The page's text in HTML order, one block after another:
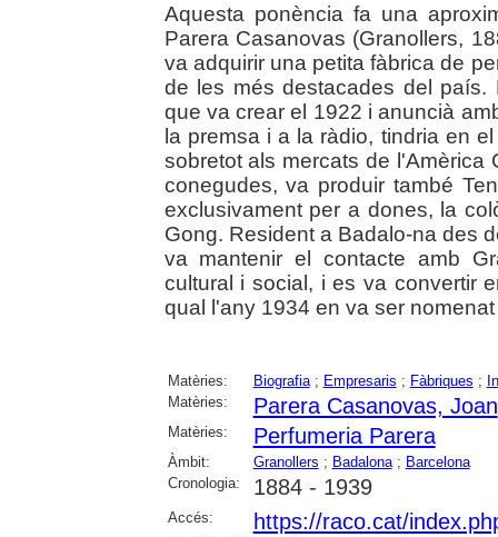
Aquesta ponència fa una
Parera Casanovas (Granollers,
va adquirir una petita fàbrica de
de les més destacades del
que va crear el 1922 i anuncià
la premsa i a la ràdio, tindria en
sobretot als mercats de l'Amèrica
conegudes, va produir també
exclusivament per a dones, la
Gong. Resident a Badalo-na des
va mantenir el contacte amb
cultural i social, i es va convertir
qual l'any 1934 en va ser
Matèries: Biografia; Empresaris ; Fàbriques ;
Matèries:
Parera Casanovas, Joan
Matèries: Perfumeria Parera
Àmbit: Granollers ; Badalona; Barcelona
Cronologia:
1884 - 1939
Accés: https://raco.cat/